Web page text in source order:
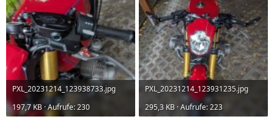
PXL_20231214_123938733.jpg
197,7 KB · Aufrufe: 230
PXL_20231214_123931235.jpg
295,3 KB · Aufrufe: 223